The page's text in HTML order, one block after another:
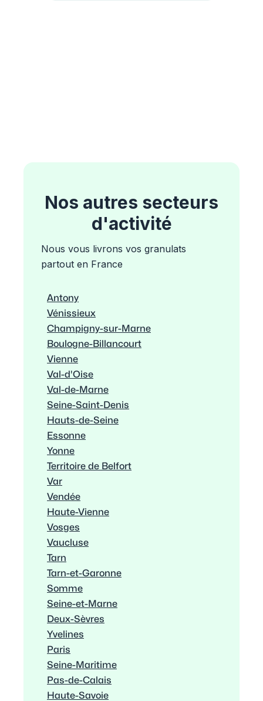
Nos autres secteurs
d'activité
Nous vous livrons vos granulats
partout en France
Antony
Vénissieux
Champigny-sur-Marne
Boulogne-Billancourt
Vienne
Val-d'Oise
Val-de-Marne
Seine-Saint-Denis
Hauts-de-Seine
Essonne
Yonne
Territoire de Belfort
Var
Vendée
Haute-Vienne
Vosges
Vaucluse
Tarn
Tarn-et-Garonne
Somme
Seine-et-Marne
Deux-Sèvres
Yvelines
Paris
Seine-Maritime
Pas-de-Calais
Haute-Savoie